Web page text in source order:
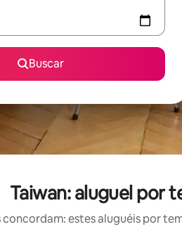
Buscar
Taiwan: aluguel por
concordam: estes aluguéis por